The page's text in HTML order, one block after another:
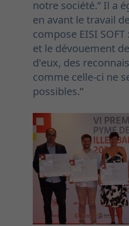
notre société.” Il a
en avant le travail
compose EISI
et le dévouement
d'eux, des
comme celle-ci ne
possibles.”